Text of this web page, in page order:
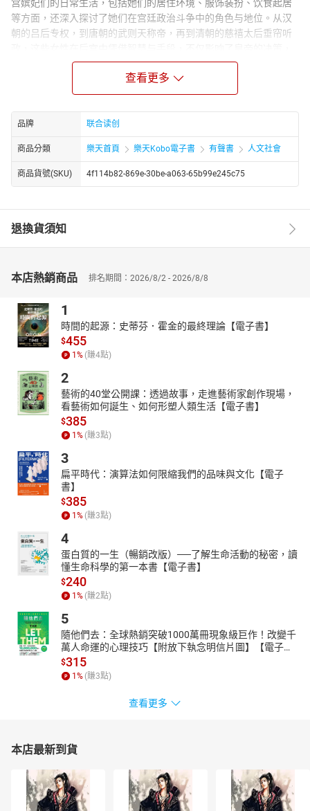
宫嫔妃们的日常生活，包括她们的居住环境、服饰装扮、饮食起居
等方面，还深入探讨了她们在宫廷政治斗争中的角色与地位。从汉
朝的吕后专权，到唐朝的武则天称帝，再到清朝的慈禧太后垂帘听
甚至在一定程度上改变了历史的走向。同时，本书还揭示了后宫中
那些不为人知的秘密与禁忌。比如，嫔妃们如何通过各种手段争宠
夺爱，宫女们如何在严苛的宫廷规则下生存，以及后宫中流传的各
种诡异传说与神秘仪式等。这些内容不仅增加了书籍的趣味性与可
读性，也让读者更加深入地了解了后宫生活的复杂与多面。《中国
历代后宫秘密生活》不仅是一部关于历史与文化的作品，更是一部
关于人性、权力与欲望的深刻探讨。它让我们重新审视那些隐藏在
历史深处的后宫女性形象，感受她们在男权社会中的挣扎与抗争，
以及她们对历史的独特贡献与影响。通过阅读本书，读者将能够更
查看更多
品牌 联合读创
商品分類 樂天首頁 樂天Kobo電子書 有聲書 人文社會
商品貨號(SKU) 4f114b82-869e-30be-a063-65b99e245c75
退換貨須知
本店熱銷商品 排名期間：2026/8/2 - 2026/8/8
1
時間的起源：史蒂芬．霍金的最終理論【電子書】
$455
1 % (賺4點)
2
藝術的40堂公開課：透過故事，走進藝術家創作現場，
看藝術如何誕生、如何形塑人類生活【電子書】
$385
1 % (賺3點)
3
扁平時代：演算法如何限縮我們的品味與文化【電子
書】
$385
1 % (賺3點)
4
蛋白質的一生（暢銷改版）──了解生命活動的秘密，讀
懂生命科學的第一本書【電子書】
$240
1 % (賺2點)
5
隨他們去：全球熱銷突破1000萬冊現象級巨作！改變千
萬人命運的心理技巧【附放下執念明信片圖】【電子
書】
$315
1 % (賺3點)
查看更多
本店最新到貨